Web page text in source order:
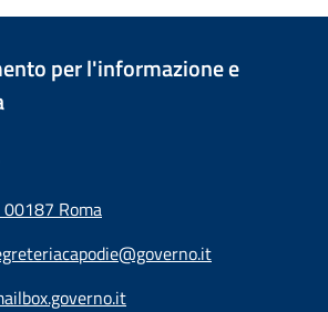
per l'informazione e
Roma